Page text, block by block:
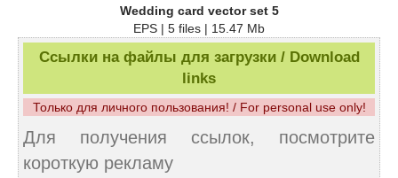
Wedding card vector set 5
EPS | 5 files | 15.47 Mb
Ссылки на файлы для загрузки / Download
links
Только для личного пользования! / For personal use only!
Для получения ссылок, посмотрите
короткую рекламу